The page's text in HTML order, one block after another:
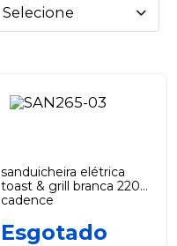
Selecione
sanduicheira elétrica
toast & grill branca 220v
cadence
Esgotado